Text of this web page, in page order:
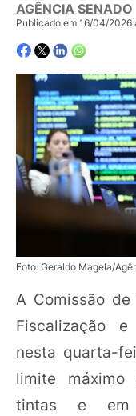
AGÊNCIA SENADO
Publicado em 16/04/2026
Foto: Geraldo Magela/
A Comissão de
Fiscalização
nesta quarta-
limite
tintas e em